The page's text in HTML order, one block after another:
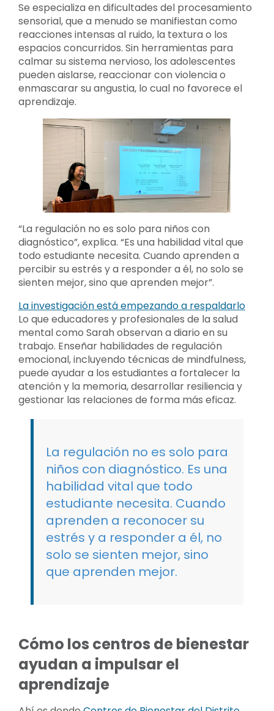
Se especializa en dificultades del procesamiento
sensorial, que a menudo se manifiestan como
reacciones intensas al ruido, la textura o los
espacios concurridos. Sin herramientas para
calmar su sistema nervioso, los adolescentes
pueden aislarse, reaccionar con violencia o
enmascarar su angustia, lo cual no favorece el
aprendizaje.
“La regulación no es solo para niños con
diagnóstico”, explica. “Es una habilidad vital que
todo estudiante necesita. Cuando aprenden a
percibir su estrés y a responder a él, no solo se
sienten mejor, sino que aprenden mejor”.
La investigación está empezando a respaldarlo
Lo que educadores y profesionales de la salud
mental como Sarah observan a diario en su
trabajo. Enseñar habilidades de regulación
emocional, incluyendo técnicas de mindfulness,
puede ayudar a los estudiantes a fortalecer la
atención y la memoria, desarrollar resiliencia y
gestionar las relaciones de forma más eficaz.
La regulación no es solo para
niños con diagnóstico. Es una
habilidad vital que todo
estudiante necesita. Cuando
aprenden a reconocer su
estrés y a responder a él, no
solo se sienten mejor, sino
que aprenden mejor.
Cómo los centros de bienestar
ayudan a impulsar el
aprendizaje